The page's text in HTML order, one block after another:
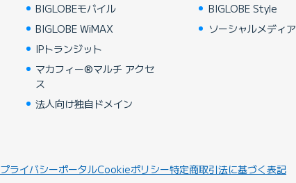
BIGLOBEモバイル
BIGLOBE WiMAX
IPトランジット
マカフィー®マルチ アクセ
ス
法人向け独自ドメイン
BIGLOBE Style
ソーシャルメディア
プライバシーポータルCookieポリシー特定商取引法に基づく表記